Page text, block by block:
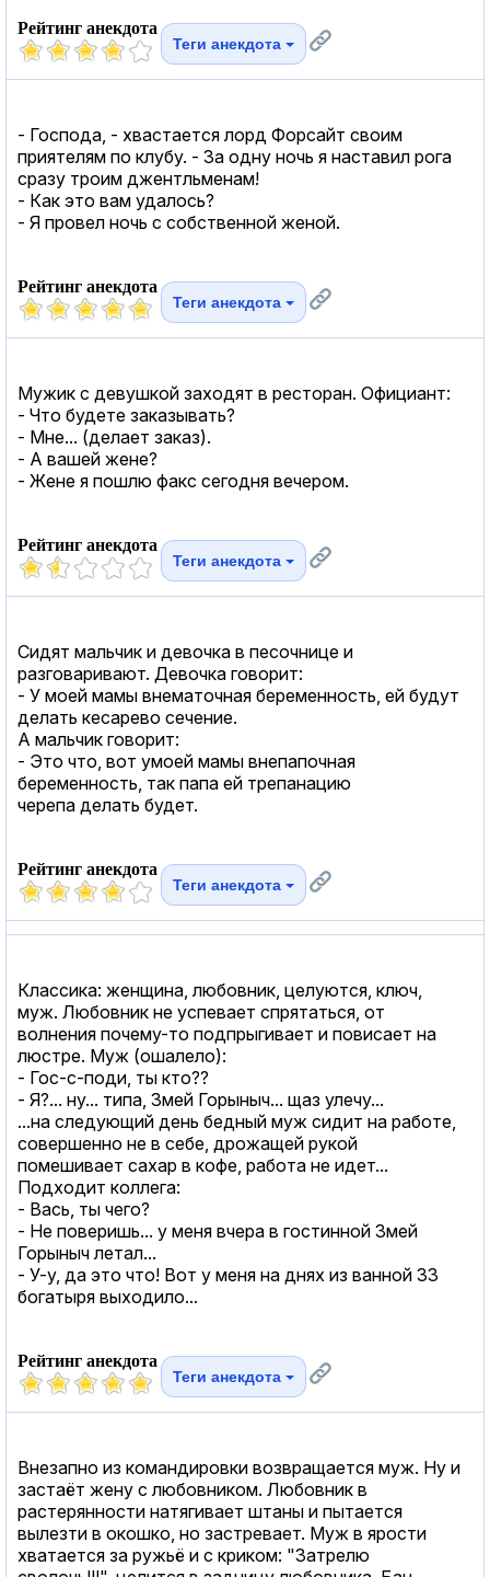
Рейтинг анекдота
Теги анекдота
- Господа, - хвастается лорд Форсайт своим
приятелям по клубу. - За одну ночь я наставил рога
сразу троим джентльменам!
- Как это вам удалось?
- Я провел ночь с собственной женой.
Рейтинг анекдота
Теги анекдота
Мужик с девушкой заходят в ресторан. Официант:
- Что будете заказывать?
- Мне... (делает заказ).
- А вашей жене?
- Жене я пошлю факс сегодня вечером.
Рейтинг анекдота
Теги анекдота
Сидят мальчик и девочка в песочнице и
разговаривают. Девочка говорит:
- У моей мамы внематочная беременность, ей будут
делать кесарево сечение.
А мальчик говорит:
- Это что, вот умоей мамы внепапочная
беременность, так папа ей трепанацию
черепа делать будет.
Рейтинг анекдота
Теги анекдота
Классика: женщина, любовник, целуются, ключ,
муж. Любовник не успевает спрятаться, от
волнения почему-то подпрыгивает и повисает на
люстре. Муж (ошалело):
- Гос-с-поди, ты кто??
- Я?... ну... типа, Змей Горыныч... щаз улечу...
...на следующий день бедный муж сидит на работе,
совершенно не в себе, дрожащей рукой
помешивает сахар в кофе, работа не идет...
Подходит коллега:
- Вась, ты чего?
- Не поверишь... у меня вчера в гостинной Змей
Горыныч летал...
- У-у, да это что! Вот у меня на днях из ванной 33
богатыря выходило...
Рейтинг анекдота
Теги анекдота
Внезапно из командировки возвращается муж. Ну и
застаёт жену с любовником. Любовник в
растерянности натягивает штаны и пытается
вылезти в окошко, но застревает. Муж в ярости
хватается за ружьё и с криком: "Затрелю